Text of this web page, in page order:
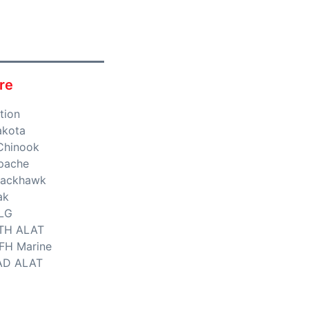
ALAT
Marine
ALAT